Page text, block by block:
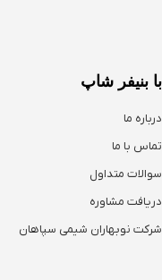
با بنیفر شاپ
درباره ما
تماس با ما
سوالات متداول
دریافت مشاوره
شرکت نوبهاران شیمی سپاهان